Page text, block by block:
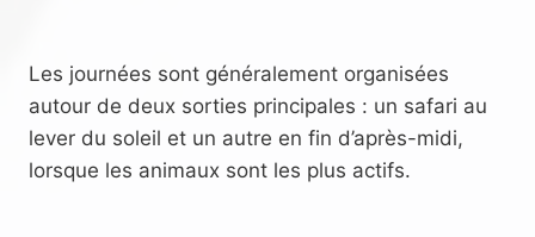
Les journées sont généralement organisées
autour de deux sorties principales : un safari au
lever du soleil et un autre en fin d’après-midi,
lorsque les animaux sont les plus actifs.